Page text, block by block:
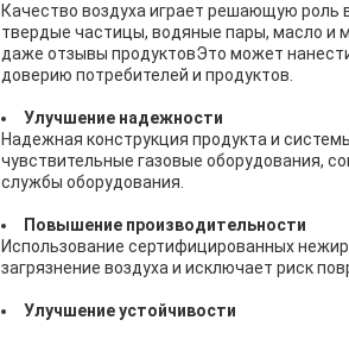
Качество воздуха играет решающую роль
твердые частицы, водяные пары, масло и
даже отзывы продуктовЭто может
доверию потребителей и продуктов.
Улучшение надежности
Надежная конструкция продукта и
чувствительные газовые оборудования,
службы оборудования.
Повышение производительности
Использование сертифицированных
загрязнение воздуха и исключает риск
Улучшение устойчивости